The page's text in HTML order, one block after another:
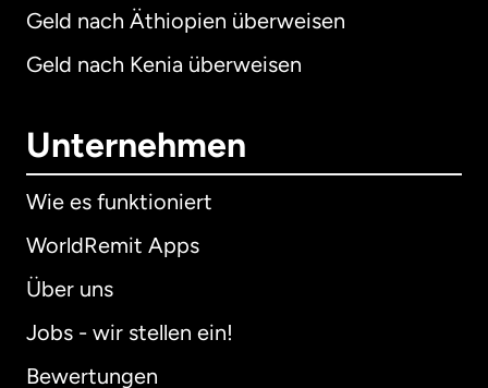
Geld nach Äthiopien überweisen
Geld nach Kenia überweisen
Unternehmen
Wie es funktioniert
WorldRemit Apps
Über uns
Jobs - wir stellen ein!
Bewertungen